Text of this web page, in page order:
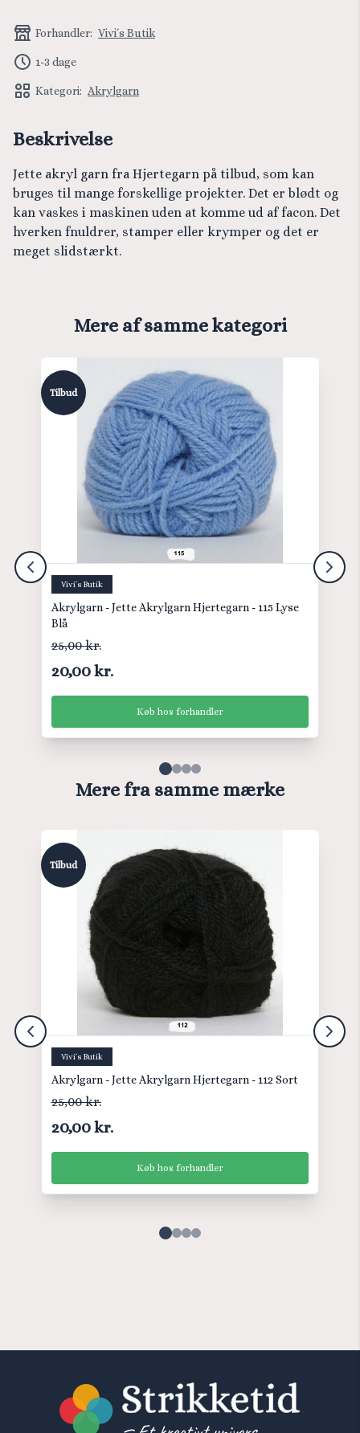
Forhandler: Vivi´s Butik
1-3 dage
Kategori: Akrylgarn
Beskrivelse
Jette akryl garn fra Hjertegarn på tilbud, som kan
bruges til mange forskellige projekter. Det er blødt og
kan vaskes i maskinen uden at komme ud af facon. Det
hverken fnuldrer, stamper eller krymper og det er
meget slidstærkt.
Mere af samme kategori
Tilbud
Vivi´s Butik
Akrylgarn - Jette Akrylgarn Hjertegarn - 115 Lyse
Blå
25,00 kr.
20,00 kr.
Køb hos forhandler
Mere fra samme mærke
Tilbud
Vivi´s Butik
Akrylgarn - Jette Akrylgarn Hjertegarn - 112 Sort
25,00 kr.
20,00 kr.
Køb hos forhandler